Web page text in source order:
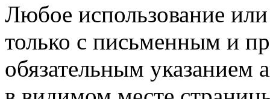
Любое использование
только с письменным и
обязательным указанием